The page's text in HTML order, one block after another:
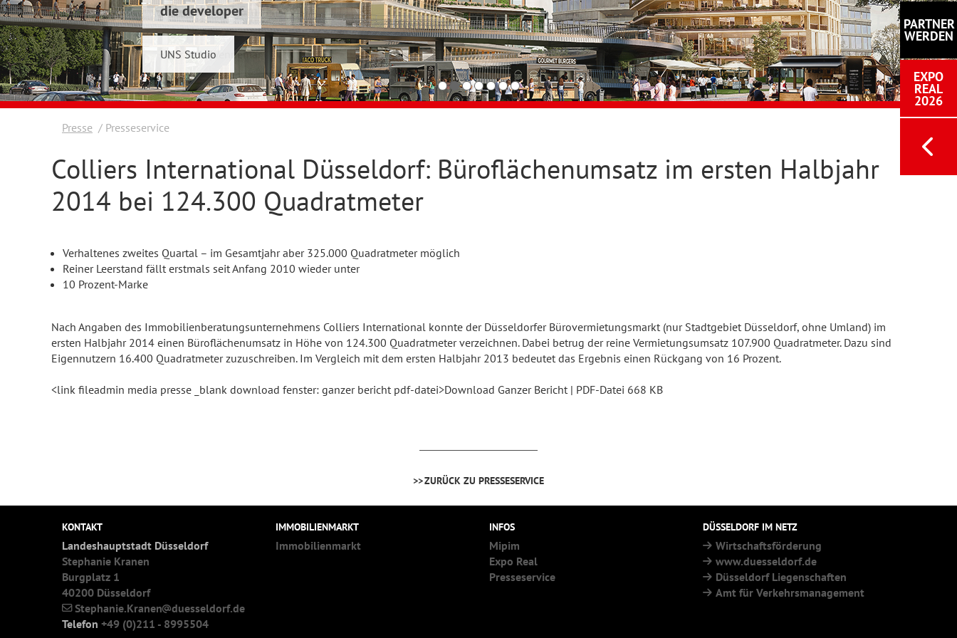
PARTNER
WERDEN
EXPO
REAL
2026
die developer
UNS Studio
Schwelmer7 GmbH
Konrad & Wennemar
Presse Presseservice
Colliers International Düsseldorf: Büroflächenumsatz im ersten Halbjahr
2014 bei 124.300 Quadratmeter
Verhaltenes zweites Quartal – im Gesamtjahr aber 325.000 Quadratmeter möglich
Reiner Leerstand fällt erstmals seit Anfang 2010 wieder unter
10 Prozent-Marke
Nach Angaben des Immobilienberatungsunternehmens Colliers International konnte der Düsseldorfer Bürovermietungsmarkt (nur Stadtgebiet Düsseldorf, ohne Umland) im
ersten Halbjahr 2014 einen Büroflächenumsatz in Höhe von 124.300 Quadratmeter verzeichnen. Dabei betrug der reine Vermietungsumsatz 107.900 Quadratmeter. Dazu sind
Eigennutzern 16.400 Quadratmeter zuzuschreiben. Im Vergleich mit dem ersten Halbjahr 2013 bedeutet das Ergebnis einen Rückgang von 16 Prozent.
<link fileadmin media presse _blank download fenster: ganzer bericht pdf-datei>Download Ganzer Bericht | PDF-Datei 668 KB
ZURÜCK ZU PRESSESERVICE
KONTAKT
Landeshauptstadt Düsseldorf
Stephanie Kranen
Burgplatz 1
40200 Düsseldorf
Stephanie.Kranen
duesseldorf.de
Telefon +49 (0)211 - 8995504
IMMOBILIENMARKT
Immobilienmarkt
INFOS
Mipim
Expo Real
Presseservice
DÜSSELDORF IM NETZ
Wirtschaftsförderung
www.duesseldorf.de
Düsseldorf Liegenschaften
Amt für Verkehrsmanagement